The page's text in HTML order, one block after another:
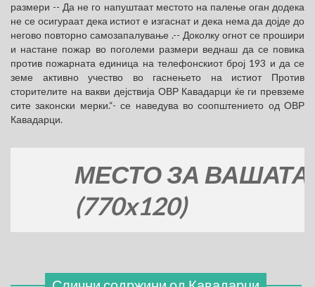
размери -- Да не го напуштаат местото на палење оган додека
не се осигураат дека истиот е изгаснат и дека нема да дојде до
негово повторно самозапалување .-- Доколку огнот се прошири
и настане пожар во поголеми размери веднаш да се повика
против пожарната единица на телефонскиот број 193 и да се
земе активно учество во гаснењето на истиот Против
сторителите на вакви дејствија ОВР Кавадарци ќе ги превземе
сите законски мерки.“- се наведува во соопштението од ОВР
Кавадарци.
МЕСТО ЗА ВАШАТА
(770x120)